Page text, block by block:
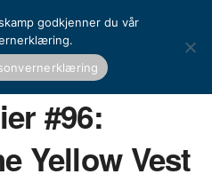
Frontier #96: Putting on the Yellow Vest
#96:
Yellow Vest
godkjenner du vår